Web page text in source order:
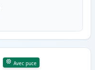
Avec puce